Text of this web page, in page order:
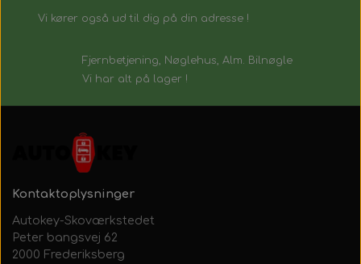
Vi kører også ud til dig på din adresse !
Fjernbetjening, Nøglehus, Alm. Bilnøgle
Vi har alt på lager !
Kontaktoplysninger
Autokey-Skoværkstedet
Peter bangsvej 62
2000 Frederiksberg